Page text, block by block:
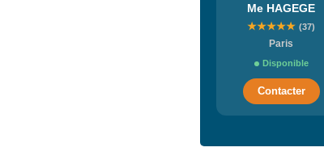
Me HAGEGE
★★★★★ (37)
Paris
Disponible
Contacter